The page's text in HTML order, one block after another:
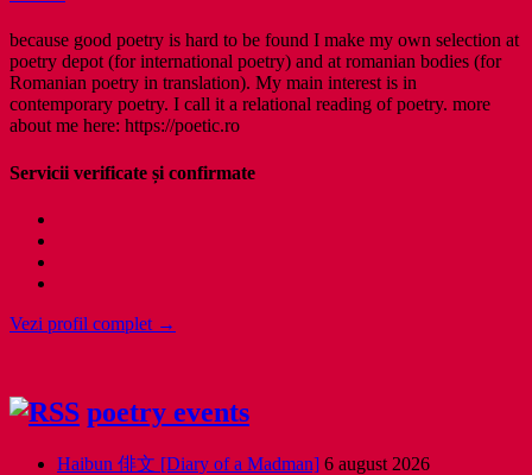
because good poetry is hard to be found I make my own selection at
poetry depot (for international poetry) and at romanian bodies (for
Romanian poetry in translation). My main interest is in
contemporary poetry. I call it a relational reading of poetry. more
about me here: https://poetic.ro
Servicii verificate și confirmate
Vezi profil complet →
poetry events
Haibun 俳文 [Diary of a Madman] 6 august 2026